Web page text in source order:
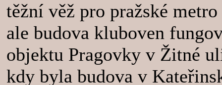
těžní věž pro pražské
ale budova kluboven
objektu Pragovky v Žitné
kdy byla budova v